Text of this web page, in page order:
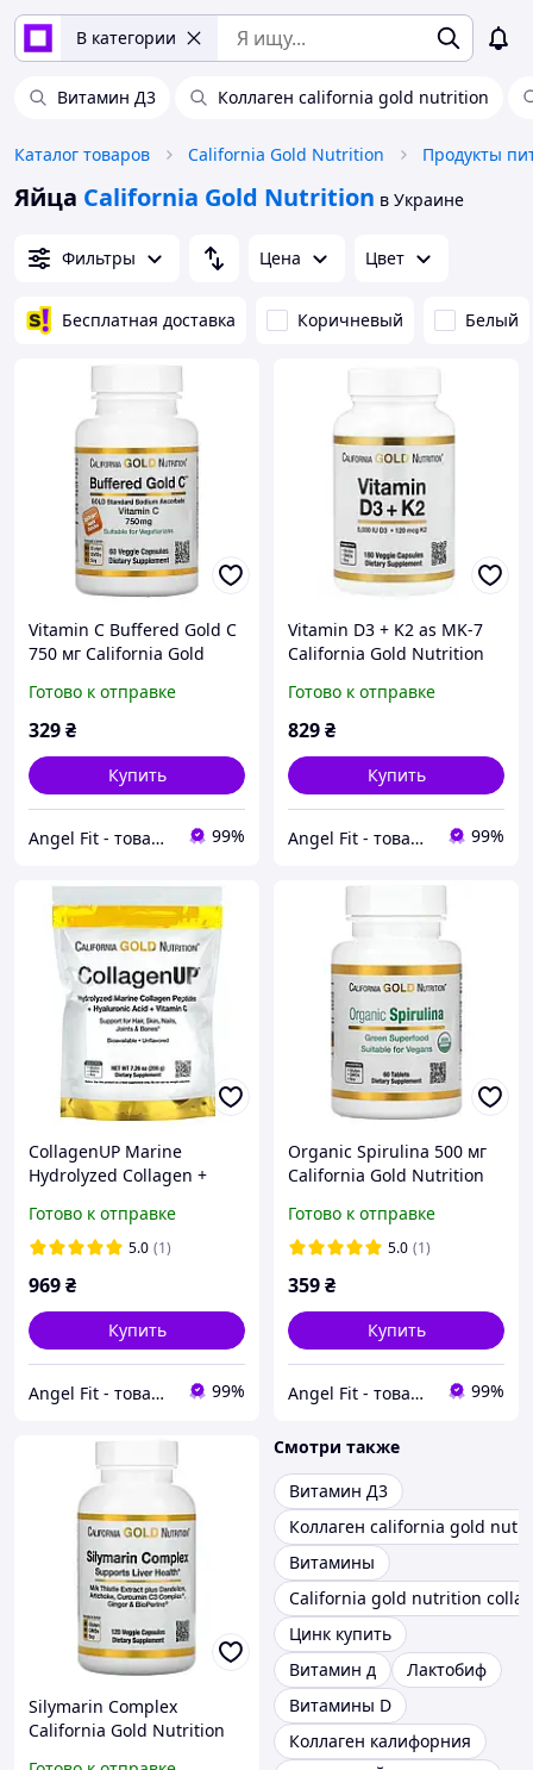
В категории
Витамин Д3 Коллаген california gold nutrition
Каталог товаров California Gold Nutrition Продукты
Яйца California Gold Nutrition в Украине
Фильтры Цена Цвет
Бесплатная доставка Коричневый Белый
Vitamin C Buffered Gold C
750 мг California Gold
Готово к отправке
329₴
Купить
Angel Fit - товари для здоров'я, спорту та активного життя 99%
Vitamin D3 + K2 as MK-7
California Gold Nutrition
Готово к отправке
829₴
Купить
Angel Fit - товари для здоров'я, спорту та активного життя 99%
CollagenUP Marine
Hydrolyzed Collagen +
C California Gold Nutrition
206 г
Готово к отправке
5.0 (1)
969₴
Купить
Angel Fit - товари для здоров'я, спорту та активного життя 99%
Organic Spirulina 500 мг
California Gold Nutrition
Готово к отправке
5.0 (1)
359₴
Купить
Angel Fit - товари для здоров'я, спорту та активного життя 99%
Silymarin Complex
California Gold Nutrition
Смотри также
Витамин Д3
Коллаген california gold
Витамины
California gold nutrition
Цинк купить
Витамин д
Лактобиф
Витамины D
Коллаген калифорния